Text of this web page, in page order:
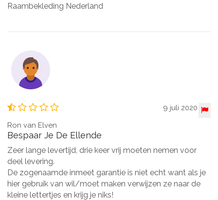
Raambekleding Nederland
9 juli 2020
Ron van Elven
Bespaar Je De Ellende
Zeer lange levertijd, drie keer vrij moeten nemen voor
deel levering.
De zogenaamde inmeet garantie is niet echt want als je
hier gebruik van wil/moet maken verwijzen ze naar de
kleine lettertjes en krijg je niks!